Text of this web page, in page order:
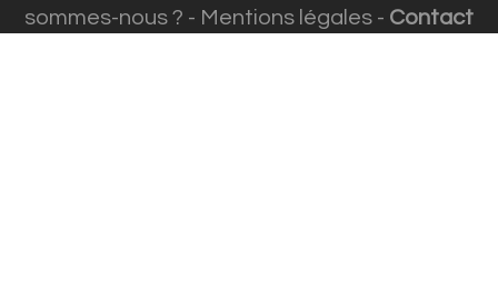
sommes-nous ? - Mentions légales - Contact